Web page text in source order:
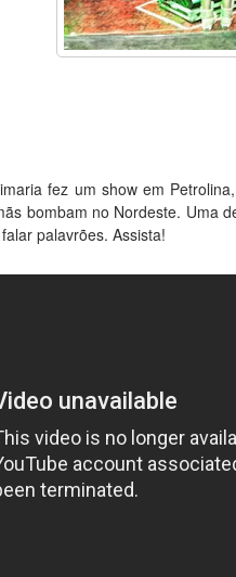
fez um show em
bombam no Nordeste. Uma
palavrões. Assista!